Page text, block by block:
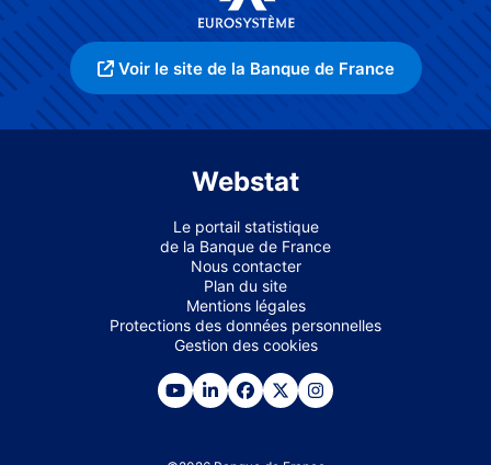
Voir le site de la Banque de France
Webstat
Le portail statistique
de la Banque de France
Nous contacter
Plan du site
Mentions légales
Protections des données personnelles
Gestion des cookies